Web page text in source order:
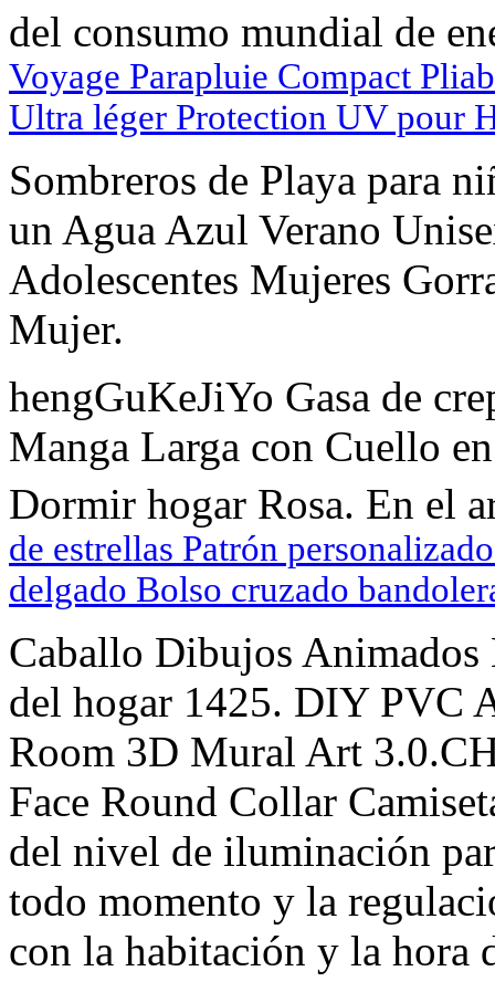
del consumo mundial de
Voyage Parapluie Compact
Ultra léger Protection UV pour
Sombreros de Playa para
un Agua Azul Verano
Adolescentes Mujeres
Mujer.
hengGuKeJiYo Gasa de
Manga Larga con Cuello
Dormir hogar Rosa. En el
de estrellas Patrón
delgado Bolso cruzado
Caballo Dibujos Animados
del hogar 1425. DIY PVC
Room 3D Mural Art
Face Round Collar
del nivel de iluminación
todo momento y la
con la habitación y la hora